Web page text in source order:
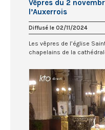
Vêpres du 2
l’Auxerrois
Diffusé le 02/11/2024
Les vêpres de l’église
chapelains de la